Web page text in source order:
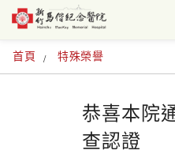
首頁 特殊榮譽
恭喜本院
查認證